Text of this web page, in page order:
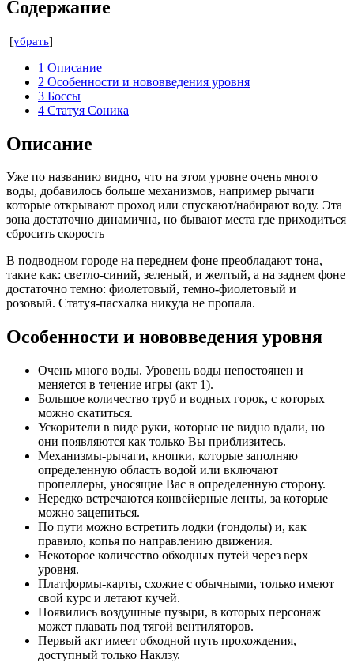
Содержание
[убрать]
1 Описание
2 Особенности и нововведения уровня
3 Боссы
4 Статуя Соника
Описание
Уже по названию видно, что на этом уровне очень много
воды, добавилось больше механизмов, например рычаги
которые открывают проход или спускают/набирают воду. Эта
зона достаточно динамична, но бывают места где приходиться
сбросить скорость
В подводном городе на переднем фоне преобладают тона,
такие как: светло-синий, зеленый, и желтый, а на заднем фоне
достаточно темно: фиолетовый, темно-фиолетовый и
розовый. Статуя-пасхалка никуда не пропала.
Особенности и нововведения уровня
Очень много воды. Уровень воды непостоянен и
меняется в течение игры (акт 1).
Большое количество труб и водных горок, с которых
можно скатиться.
Ускорители в виде руки, которые не видно вдали, но
они появляются как только Вы приблизитесь.
Механизмы-рычаги, кнопки, которые заполняю
определенную область водой или включают
пропеллеры, уносящие Вас в определенную сторону.
Нередко встречаются конвейерные ленты, за которые
можно зацепиться.
По пути можно встретить лодки (гондолы) и, как
правило, копья по направлению движения.
Некоторое количество обходных путей через верх
уровня.
Платформы-карты, схожие с обычными, только имеют
свой курс и летают кучей.
Появились воздушные пузыри, в которых персонаж
может плавать под тягой вентиляторов.
Первый акт имеет обходной путь прохождения,
доступный только Наклзу.